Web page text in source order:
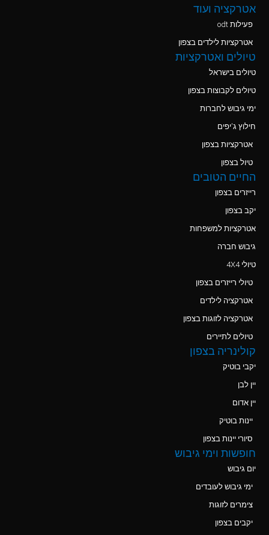
אטרקציה ועוד
פעילות odt
אטרקציות לילדים בצפון
טיולים ואטרקציות
טיולים בישראל
טיולים לקבוצות בצפון
ימי גיבוש לחברות
חילוץ ג'יפים
אטרקציות בצפון
טיול בצפון
החיים הטובים
רייזרים בצפון
יקב בצפון
אטרקציות למשפחות
גיבוש חברה
טיולי 4X4
טיולי רייזרים בצפון
אטרקציה לילדים
אטרקציה לזוגות בצפון
טיולים לתיירים
קולינריה בצפון
יקבי בוטיק
יין לבן
יין אדום
יינות בוטיק
סיורי יינות בצפון
חופשות וימי גיבוש
יום גיבוש
ימי גיבוש לעובדים
צימרים לזוגות
יקבים בצפון